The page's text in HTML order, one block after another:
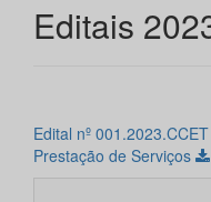
Editais
Edital nº
Prestação de Serviços